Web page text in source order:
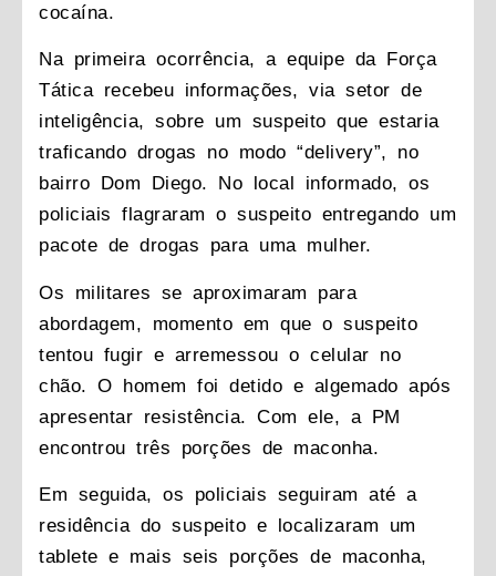
cocaína.
Na primeira ocorrência, a equipe da Força
Tática recebeu informações, via setor de
inteligência, sobre um suspeito que estaria
traficando drogas no modo “delivery”, no
bairro Dom Diego. No local informado, os
policiais flagraram o suspeito entregando um
pacote de drogas para uma mulher.
Os militares se aproximaram para
abordagem, momento em que o suspeito
tentou fugir e arremessou o celular no
chão. O homem foi detido e algemado após
apresentar resistência. Com ele, a PM
encontrou três porções de maconha.
Em seguida, os policiais seguiram até a
residência do suspeito e localizaram um
tablete e mais seis porções de maconha,